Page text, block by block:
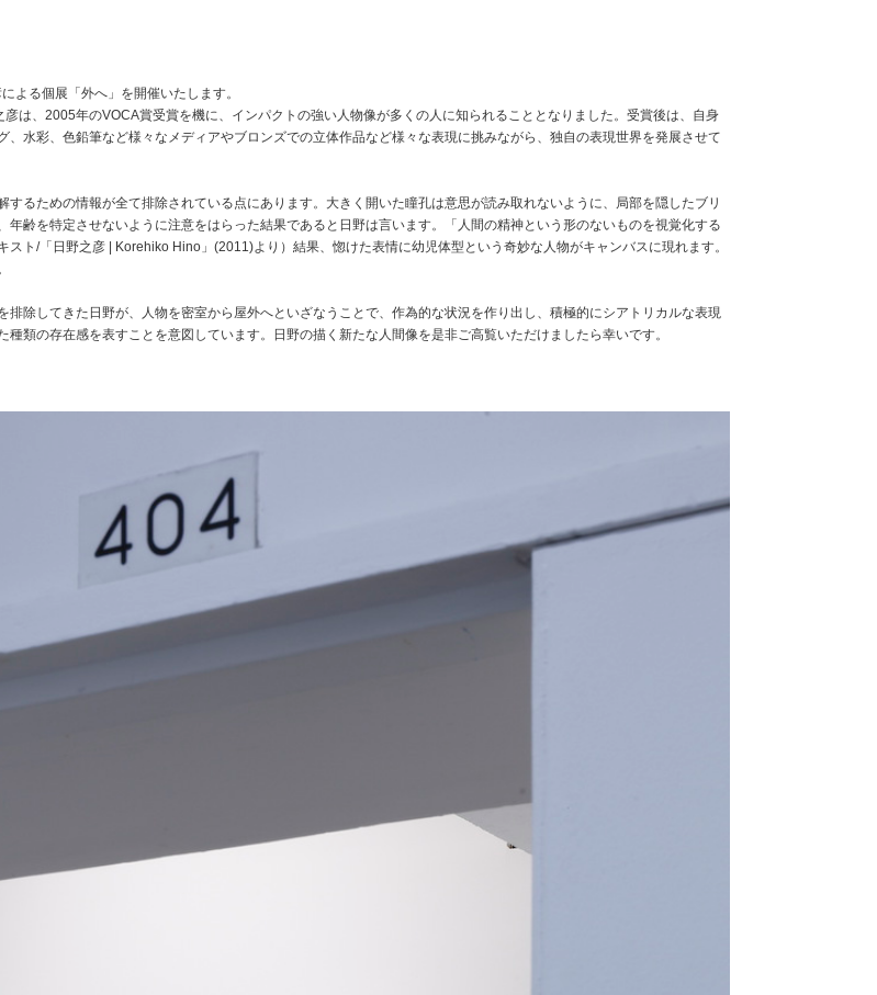
よる個展「外へ」を開催いたします。
は、2005年のVOCA賞受賞を機に、インパクトの強い人物像が多くの人に知られることとなりました。受賞後は、自身
水彩、色鉛筆など様々なメディアやブロンズでの立体作品など様々な表現に挑みながら、独自の表現世界を発展させて
るための情報が全て排除されている点にあります。大きく開いた瞳孔は意思が読み取れないように、局部を隠したブリ
齢を特定させないように注意をはらった結果であると日野は言います。「人間の精神という形のないものを視覚化する
ト/「日野之彦 | Korehiko Hino」(2011)より）結果、惚けた表情に幼児体型という奇妙な人物がキャンバスに現れます。
除してきた日野が、人物を密室から屋外へといざなうことで、作為的な状況を作り出し、積極的にシアトリカルな表現
類の存在感を表すことを意図しています。日野の描く新たな人間像を是非ご高覧いただけましたら幸いです。